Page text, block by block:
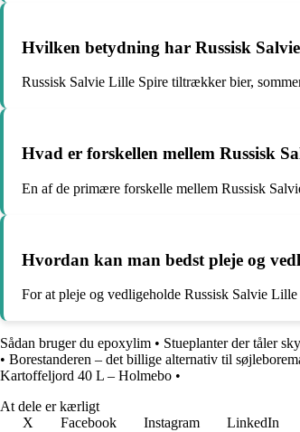
Hvilken betydning har Russisk
Russisk Salvie Lille Spire tiltrækker bier,
Hvad er forskellen mellem Russisk
En af de primære forskelle mellem Russisk
Hvordan kan man bedst pleje og
For at pleje og vedligeholde Russisk Salvie
Sådan bruger du epoxylim • Stueplanter der tåler
• Borestanderen – det billige alternativ til
Kartoffeljord 40 L – Holmebo •
At dele er kærligt
X
Facebook Instagram LinkedIn